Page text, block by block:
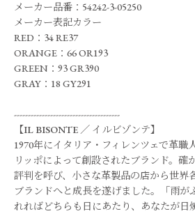
メーカー品番：54242-3-05250
メーカー表記カラー
RED：34 RE37
ORANGE：66 OR193
GREEN：93 GR390
GRAY：18 GY291
--------------------------------------
【IL BISONTE ／ イルビゾンテ】
1970年にイタリア・フィレンツェで革職
リッポによって創設されたブランド。確
評判を呼び、小さな革製品の店から世界
ブランドへと成長を遂げました。「雨が
れればどちらも日にあたり、あなたが日